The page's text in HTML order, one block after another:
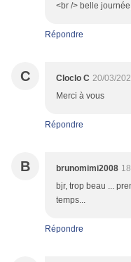
<br /> belle
Répondre
C Cloclo C 20/03/
Merci à vous
Répondre
B brunomimi2008
bjr, trop beau ...
temps...
Répondre